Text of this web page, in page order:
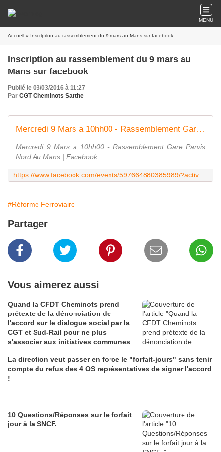
MENU
Accueil » Inscription au rassemblement du 9 mars au Mans sur facebook
Inscription au rassemblement du 9 mars au
Mans sur facebook
Publié le 03/03/2016 à 11:27
Par CGT Cheminots Sarthe
Mercredi 9 Mars a 10hh00 - Rassemblement Gare Parvis Nord Au Mans | Facebook
Mercredi 9 Mars a 10hh00 - Rassemblement Gare Parvis
Nord Au Mans | Facebook
#Réforme Ferroviaire
Partager
Vous aimerez aussi
Quand la CFDT Cheminots prend
prétexte de la dénonciation de
l'accord sur le dialogue social par la
CGT et Sud-Rail pour ne plus
s'associer aux initiatives communes
La direction veut passer en force le "forfait-jours" sans tenir
compte du refus des 4 OS représentatives de signer l'accord
!
10 Questions/Réponses sur le forfait
jour à la SNCF.